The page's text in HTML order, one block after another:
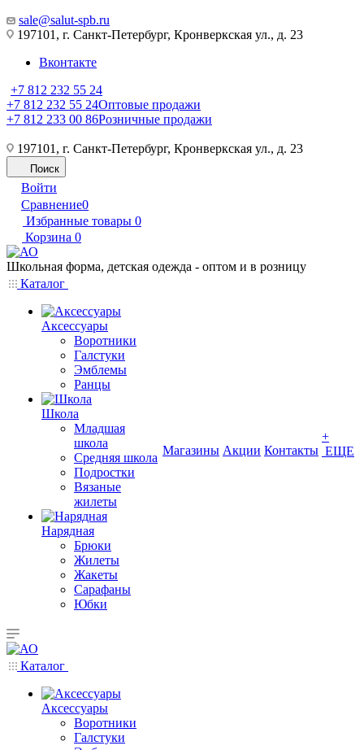
sale@salut-spb.ru
197101, г. Санкт-Петербург, Кронверкская ул., д. 23
Вконтакте
+7 812 232 55 24
+7 812 232 55 24Оптовые продажи
+7 812 233 00 86Розничные продажи
197101, г. Санкт-Петербург, Кронверкская ул., д. 23
Поиск
Войти
Сравнение0
Избранные товары 0
Корзина 0
Школьная форма, детская одежда - оптом и в розницу
Каталог
Аксессуары
Воротники
Галстуки
Эмблемы
Ранцы
Школа
Младшая
школа
Средняя школа
Подростки
Вязаные
жилеты
Нарядная
Брюки
Жилеты
Жакеты
Сарафаны
Юбки
Магазины Акции Контакты
+
ЕЩЕ
Каталог
Аксессуары
Воротники
Галстуки